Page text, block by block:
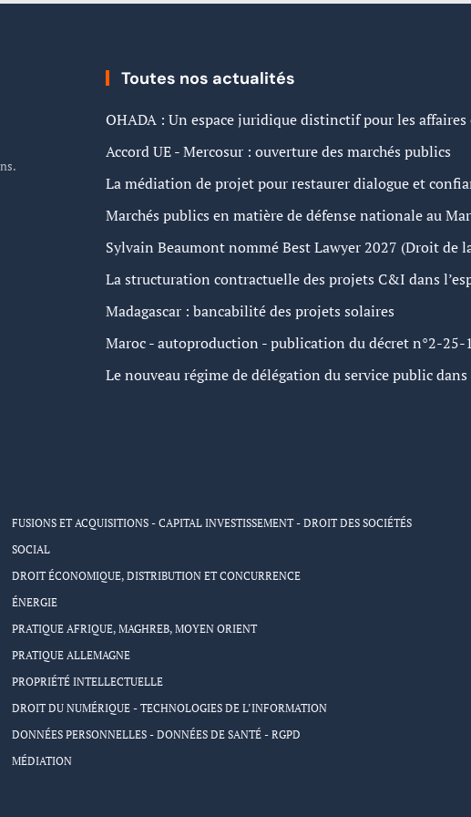
Toutes nos actualités
OHADA : Un espace juridique distinctif pour les
Accord UE - Mercosur : ouverture des marchés publics
La médiation de projet pour restaurer dialogue et
Marchés publics en matière de défense nationale au
Sylvain Beaumont nommé Best Lawyer 2027 (Droit de
La structuration contractuelle des projets C&I dans
Madagascar : bancabilité des projets solaires
Maroc - autoproduction - publication du décret n°2-25-
Le nouveau régime de délégation du service public
FUSIONS ET ACQUISITIONS - CAPITAL INVESTISSEMENT - DROIT DES SOCIÉTÉS
SOCIAL
DROIT ÉCONOMIQUE, DISTRIBUTION ET CONCURRENCE
ÉNERGIE
PRATIQUE AFRIQUE, MAGHREB, MOYEN ORIENT
PRATIQUE ALLEMAGNE
PROPRIÉTÉ INTELLECTUELLE
DROIT DU NUMÉRIQUE - TECHNOLOGIES DE L’INFORMATION
DONNÉES PERSONNELLES - DONNÉES DE SANTÉ - RGPD
MÉDIATION